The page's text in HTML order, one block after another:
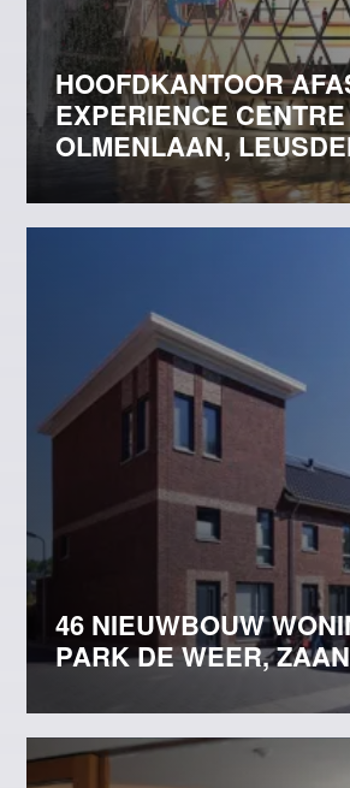
HOOFDKANTOOR
EXPERIENCE
OLMENLAAN,
46 NIEUWBOUW
PARK DE WEER,